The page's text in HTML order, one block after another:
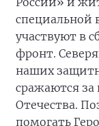
специальной
участвуют в
фронт.
наших
сражаются за
Отечества.
помогать